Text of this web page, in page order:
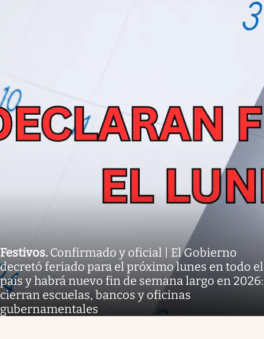
Festivos. Confirmado y oficial | El Gobierno
decretó feriado para el próximo lunes en todo el
país y habrá nuevo fin de semana largo en 2026:
cierran escuelas, bancos y oficinas
gubernamentales